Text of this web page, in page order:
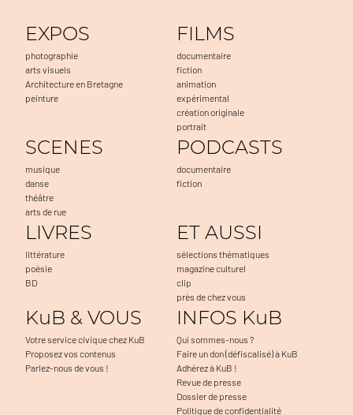
EXPOS
photographie
arts visuels
Architecture en Bretagne
peinture
FILMS
documentaire
fiction
animation
expérimental
création originale
portrait
SCENES
musique
danse
théâtre
arts de rue
PODCASTS
documentaire
fiction
LIVRES
littérature
poésie
BD
ET AUSSI
sélections thématiques
magazine culturel
clip
près de chez vous
KuB & VOUS
Votre service civique chez KuB
Proposez vos contenus
Parlez-nous de vous !
INFOS KuB
Qui sommes-nous ?
Faire un don (défiscalisé) à KuB
Adhérez à KuB !
Revue de presse
Dossier de presse
Politique de confidentialité